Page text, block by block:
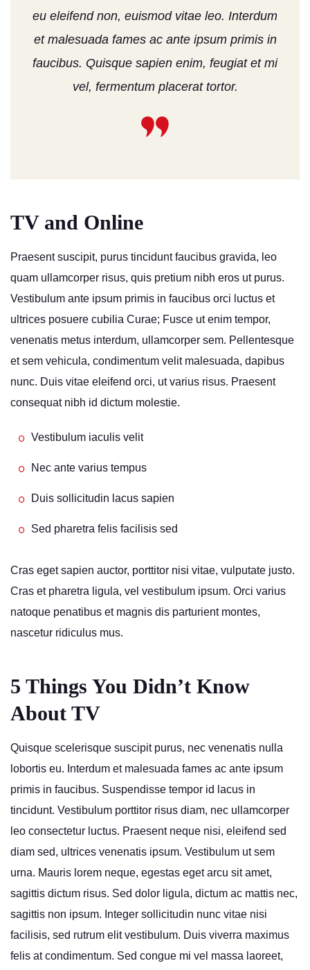
eu eleifend non, euismod vitae leo. Interdum
et malesuada fames ac ante ipsum primis in
faucibus. Quisque sapien enim, feugiat et mi
vel, fermentum placerat tortor.
TV and Online
Praesent suscipit, purus tincidunt faucibus gravida, leo
quam ullamcorper risus, quis pretium nibh eros ut purus.
Vestibulum ante ipsum primis in faucibus orci luctus et
ultrices posuere cubilia Curae; Fusce ut enim tempor,
venenatis metus interdum, ullamcorper sem. Pellentesque
et sem vehicula, condimentum velit malesuada, dapibus
nunc. Duis vitae eleifend orci, ut varius risus. Praesent
consequat nibh id dictum molestie.
Vestibulum iaculis velit
Nec ante varius tempus
Duis sollicitudin lacus sapien
Sed pharetra felis facilisis sed
Cras eget sapien auctor, porttitor nisi vitae, vulputate justo.
Cras et pharetra ligula, vel vestibulum ipsum. Orci varius
natoque penatibus et magnis dis parturient montes,
nascetur ridiculus mus.
5 Things You Didn’t Know
About TV
Quisque scelerisque suscipit purus, nec venenatis nulla
lobortis eu. Interdum et malesuada fames ac ante ipsum
primis in faucibus. Suspendisse tempor id lacus in
tincidunt. Vestibulum porttitor risus diam, nec ullamcorper
leo consectetur luctus. Praesent neque nisi, eleifend sed
diam sed, ultrices venenatis ipsum. Vestibulum ut sem
urna. Mauris lorem neque, egestas eget arcu sit amet,
sagittis dictum risus. Sed dolor ligula, dictum ac mattis nec,
sagittis non ipsum. Integer sollicitudin nunc vitae nisi
facilisis, sed rutrum elit vestibulum. Duis viverra maximus
felis at condimentum. Sed congue mi vel massa laoreet,